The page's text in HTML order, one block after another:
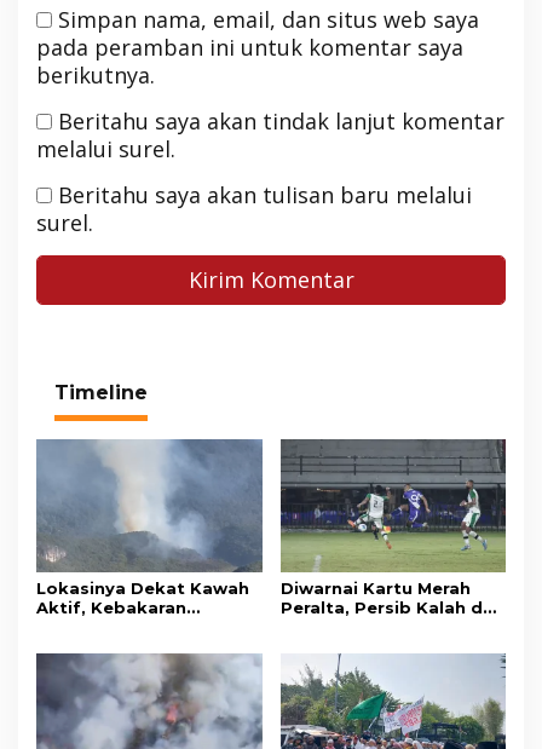
Simpan nama, email, dan situs web saya
pada peramban ini untuk komentar saya
berikutnya.
Beritahu saya akan tindak lanjut komentar
melalui surel.
Beritahu saya akan tulisan baru melalui
surel.
Timeline
Lokasinya Dekat Kawah
Aktif, Kebakaran
Pangrango
Diwarnai Kartu Merah
Peralta, Persib Kalah dari